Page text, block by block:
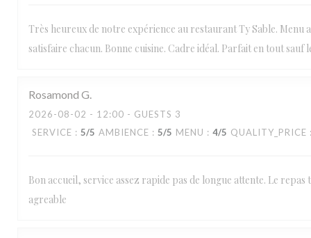
Très heureux de notre expérience au restaurant Ty Sable. Menu
satisfaire chacun. Bonne cuisine. Cadre idéal. Parfait en tout sauf
Rosamond G
2026-08-02 - 12:00 - GUESTS 3
SERVICE : 5/5 AMBIENCE : 5/5 MENU : 4/5 QUALITY_PRICE
Bon accueil, service assez rapide pas de longue attente. Le repas
agreable